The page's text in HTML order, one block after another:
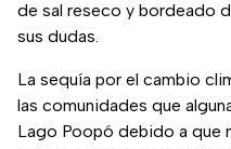
de sal reseco y bordeado
sus dudas.
La sequía por el cambio
las comunidades que
Lago Poopó debido a que